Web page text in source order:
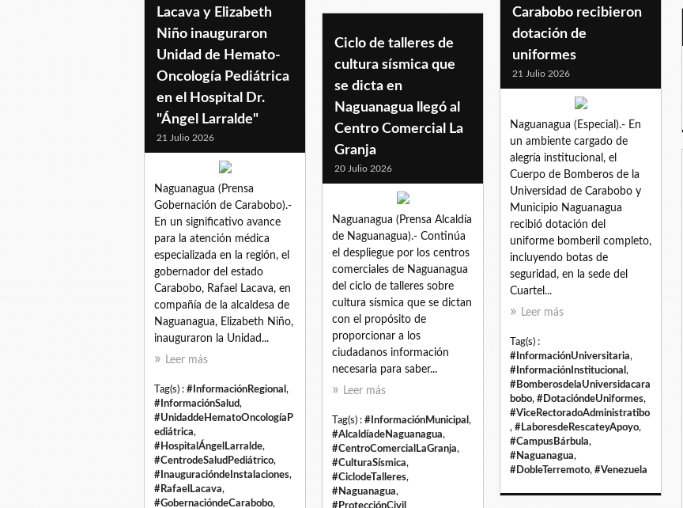
Carabobo recibieron
dotación de
uniformes
21 Julio 2026
Naguanagua (Especial).- En
un ambiente cargado de
alegría institucional, el
Cuerpo de Bomberos de la
Universidad de Carabobo y
Municipio Naguanagua
recibió dotación del
uniforme bomberil completo,
incluyendo botas de
seguridad, en la sede del
Cuartel...
Leer más
Tag(s) :
#InformaciónUniversitaria,
#InformaciónInstitucional ,
#BomberosdelaUniversidacara
bobo, #DotacióndeUniformes,
#ViceRectoradoAdministratibo
, #LaboresdeRescateyApoyo,
#CampusBárbula,
#Naguanagua,
#DobleTerremoto, #Venezuela
Lacava y Elizabeth
Niño inauguraron
Unidad de Hemato-
Oncología Pediátrica
en el Hospital Dr.
"Ángel Larralde"
21 Julio 2026
Naguanagua (Prensa
Gobernación de Carabobo).-
En un significativo avance
para la atención médica
especializada en la región, el
gobernador del estado
Carabobo, Rafael Lacava, en
compañía de la alcaldesa de
Naguanagua, Elizabeth Niño,
inauguraron la Unidad...
Leer más
Tag(s) : #InformaciónRegional ,
#InformaciónSalud,
#UnidaddeHematoOncologíaP
ediátrica,
#HospitalÁngelLarralde,
#CentrodeSaludPediátrico,
#InauguracióndeInstalaciones,
#RafaelLacava,
#GobernacióndeCarabobo,
Ciclo de talleres de
cultura sísmica que
se dicta en
Naguanagua llegó al
Centro Comercial La
Granja
20 Julio 2026
Naguanagua (Prensa Alcaldía
de Naguanagua).- Continúa
el despliegue por los centros
comerciales de Naguanagua
del ciclo de talleres sobre
cultura sísmica que se dictan
con el propósito de
proporcionar a los
ciudadanos información
necesaria para saber...
Leer más
Tag(s) : #InformaciónMunicipal ,
#AlcaldíadeNaguanagua,
#CentroComercialLaGranja,
#CulturaSísmica,
#CiclodeTalleres,
#Naguanagua,
#ProtecciónCivil